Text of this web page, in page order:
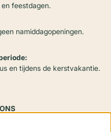
feestdagen.
namiddagopeningen.
en tijdens de kerstvakantie.